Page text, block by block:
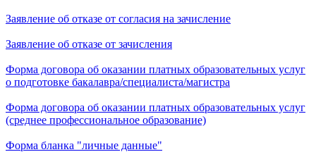
Заявление об отказе от согласия на зачисление
Заявление об отказе от зачисления
Форма договора об оказании платных образовательных услуг
о подготовке бакалавра/специалиста/магистра
Форма договора об оказании платных образовательных услуг
(среднее профессиональное образование)
Форма бланка "личные данные"